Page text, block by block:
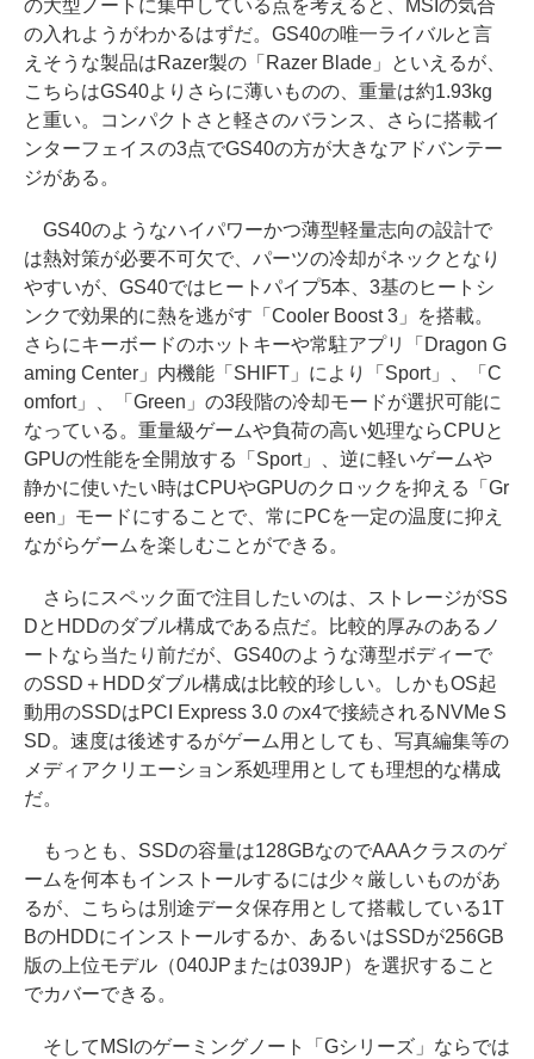
の大型ノートに集中している点を考えると、MSIの気合
の入れようがわかるはずだ。GS40の唯一ライバルと言
えそうな製品はRazer製の「Razer Blade」といえるが、
こちらはGS40よりさらに薄いものの、重量は約1.93kg
と重い。コンパクトさと軽さのバランス、さらに搭載イ
ンターフェイスの3点でGS40の方が大きなアドバンテー
ジがある。
GS40のようなハイパワーかつ薄型軽量志向の設計で
は熱対策が必要不可欠で、パーツの冷却がネックとなり
やすいが、GS40ではヒートパイプ5本、3基のヒートシ
ンクで効果的に熱を逃がす「Cooler Boost 3」を搭載。
さらにキーボードのホットキーや常駐アプリ「Dragon G
aming Center」内機能「SHIFT」により「Sport」、「C
omfort」、「Green」の3段階の冷却モードが選択可能に
なっている。重量級ゲームや負荷の高い処理ならCPUと
GPUの性能を全開放する「Sport」、逆に軽いゲームや
静かに使いたい時はCPUやGPUのクロックを抑える「Gr
een」モードにすることで、常にPCを一定の温度に抑え
ながらゲームを楽しむことができる。
さらにスペック面で注目したいのは、ストレージがSS
DとHDDのダブル構成である点だ。比較的厚みのあるノ
ートなら当たり前だが、GS40のような薄型ボディーで
のSSD＋HDDダブル構成は比較的珍しい。しかもOS起
動用のSSDはPCI Express 3.0 のx4で接続されるNVMe S
SD。速度は後述するがゲーム用としても、写真編集等の
メディアクリエーション系処理用としても理想的な構成
だ。
もっとも、SSDの容量は128GBなのでAAAクラスのゲ
ームを何本もインストールするには少々厳しいものがあ
るが、こちらは別途データ保存用として搭載している1T
BのHDDにインストールするか、あるいはSSDが256GB
版の上位モデル（040JPまたは039JP）を選択すること
でカバーできる。
そしてMSIのゲーミングノート「Gシリーズ」ならでは